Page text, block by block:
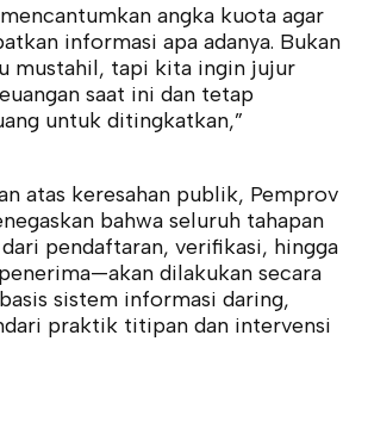
angka kuota agar
informasi apa adanya. Bukan
mustahil, tapi kita ingin jujur
saat ini dan tetap
untuk ditingkatkan,”
atas keresahan publik, Pemprov
bahwa seluruh tahapan
pendaftaran, verifikasi, hingga
dilakukan secara
sistem informasi daring,
praktik titipan dan intervensi